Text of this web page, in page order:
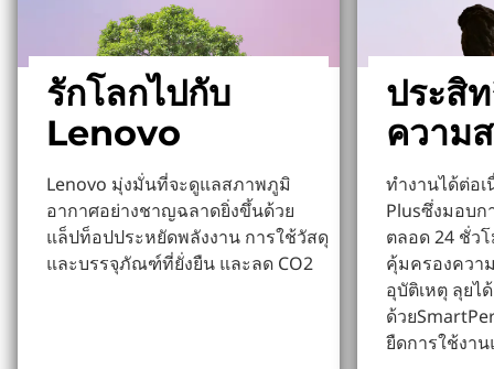
รักโลกไปกับ
Lenovo
Lenovo มุ่งมั่นที่จะดูแลสภาพภูมิ
อากาศอย่างชาญฉลาดยิ่งขึ้นด้วย
แล็ปท็อปประหยัดพลังงาน การใช้วัสดุ
และบรรจุภัณฑ์ที่ยั่งยืน และลด CO2
ประสิ
ความ
ทำงานได้ต่อ
Plusซึ่งมอบ
ตลอด 24 ชั่ว
คุ้มครองควา
อุบัติเหตุ ลุยไ
ด้วย
ยืดการใช้งาน